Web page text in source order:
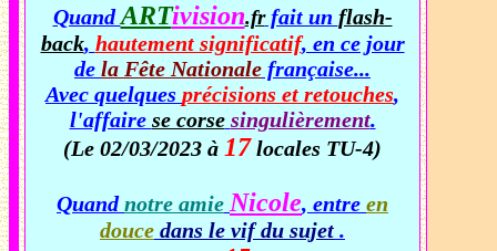
QuandARTivision.frfait un flash-
back, hautement significatif, en ce jour
de la Fête Nationale française...
Avec quelques précisions et retouches,
l'affaire se corse singulièrement.
(Le 02/03/2023 à 17locales TU-4)
Quandnotre amie Nicole, entre en
douce dans le vif du sujet .